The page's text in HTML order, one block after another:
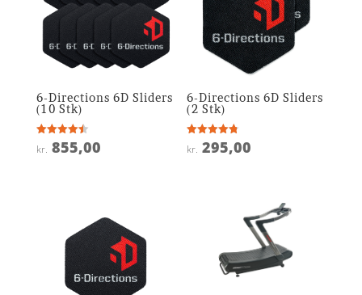
6-Directions 6D Sliders
(10 Stk)
Vurderet
4.5
kr. 855,00
6-Directions 6D Sliders
(2 Stk)
Vurderet
4.8
kr. 295,00